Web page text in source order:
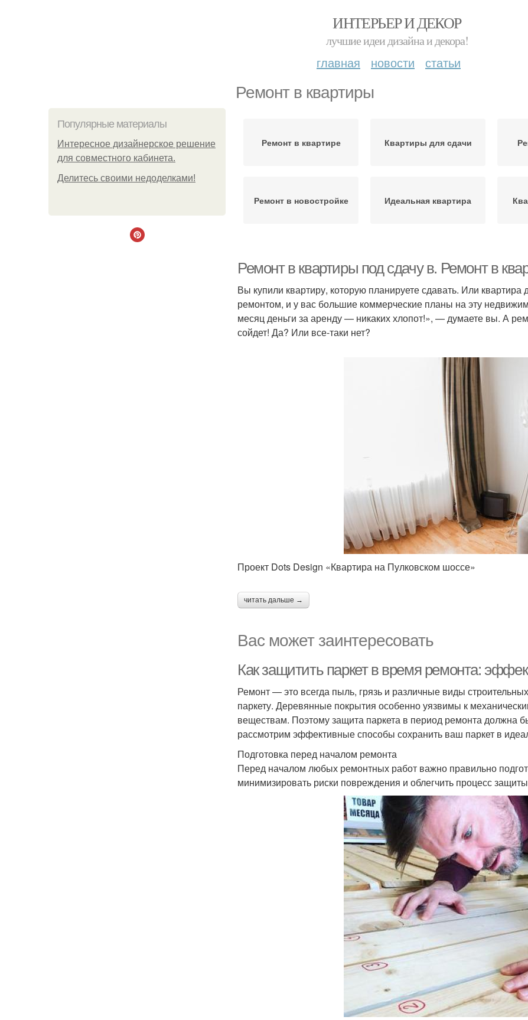
ИНТЕРЬЕР И ДЕКОР
лучшие идеи дизайна и декора!
главная новости статьи
Ремонт в квартиры
Популярные материалы
Интересное дизайнерское решение
для совместного кабинета.
Делитесь своими недоделками!
Ремонт в квартире Квартиры для сдачи
Ремонт в новостройке Идеальная квартира
Ремонт в квартиры под сдачу в. Ремонт в
Вы купили квартиру, которую планируете сдавать. Или
ремонтом, и у вас большие коммерческие планы на эту
месяц деньги за аренду — никаких хлопот!», — думаете вы. А
сойдет! Да? Или все-таки нет?
Проект Dots Design «Квартира на Пулковском шоссе»
читать дальше →
Вас может заинтересовать
Как защитить паркет в время ремонта:
Ремонт — это всегда пыль, грязь и различные виды
паркету. Деревянные покрытия особенно уязвимы к
веществам. Поэтому защита паркета в период ремонта должна
рассмотрим эффективные способы сохранить ваш паркет в
Подготовка перед началом ремонта
Перед началом любых ремонтных работ важно правильно
минимизировать риски повреждения и облегчить процесс